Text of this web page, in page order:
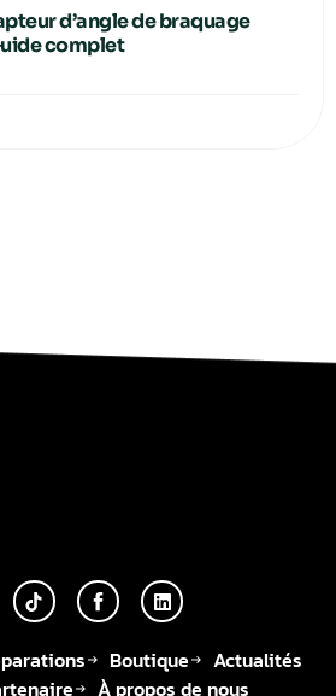
d’angle de braquage
complet
Boutique
Actualités
À propos de nous